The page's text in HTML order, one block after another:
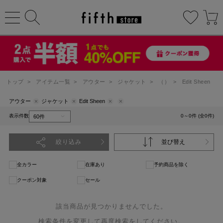
トップ > アイテム一覧 > アウター > ジャケット > （） > Edit Sheen
アウター ジャケット Edit Sheen
表示件数 0～0件 (全0件)
絞り込み 並び替え
全カラー 在庫あり 予約商品を除く
クーポン対象 セール
該当商品が見つかりませんでした。
検索条件を変更して再度検索をしてください。